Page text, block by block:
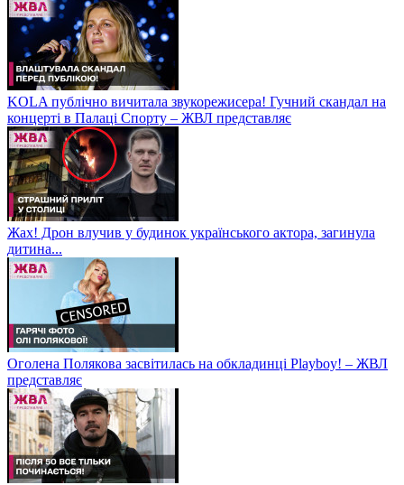
KOLA публічно вичитала звукорежисера! Гучний скандал на
концерті в Палаці Спорту – ЖВЛ представляє
Жах! Дрон влучив у будинок українського актора, загинула
дитина...
Оголена Полякова засвітилась на обкладинці Playboy! – ЖВЛ
представляє